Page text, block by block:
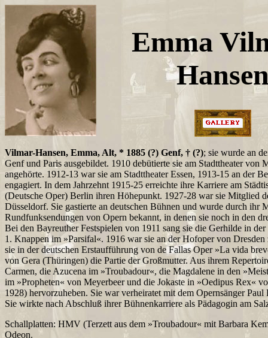
Emma
Vilmar-Hansen, Emma, Alt, * 1885 (?) Genf, † (?); sie wurde an
Genf und Paris ausgebildet. 1910 debütierte sie am Stadttheater von
angehörte. 1912-13 war sie am Stadttheater Essen, 1913-15 an der
engagiert. In dem Jahrzehnt 1915-25 erreichte ihre Karriere am
(Deutsche Oper) Berlin ihren Höhepunkt. 1927-28 war sie Mitglied
Düsseldorf. Sie gastierte an deutschen Bühnen und wurde durch ihr
Rundfunksendungen von Opern bekannt, in denen sie noch in den
Bei den Bayreuther Festspielen von 1911 sang sie die Gerhilde in
1. Knappen im »Parsifal«. 1916 war sie an der Hofoper von Dresden
sie in der deutschen Erstaufführung von de Fallas Oper »La vida
von Gera (Thüringen) die Partie der Großmutter. Aus ihrem
Carmen, die Azucena im »Troubadour«, die Magdalene in den
im »Propheten« von Meyerbeer und die Jokaste in »Oedipus Rex«
1928) hervorzuheben. Sie war verheiratet mit dem Opernsänger
Sie wirkte nach Abschluß ihrer Bühnenkarriere als Pädagogin am
Schallplatten: HMV (Terzett aus dem »Troubadour« mit Barbara
Odeon.